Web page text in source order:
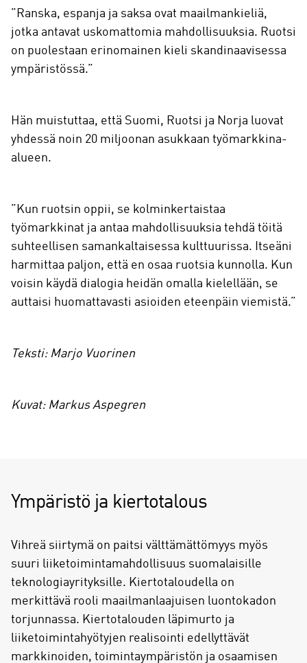
”Ranska, espanja ja saksa ovat maailmankieliä,
jotka antavat uskomattomia mahdollisuuksia. Ruotsi
on puolestaan erinomainen kieli skandinaavisessa
ympäristössä.”
Hän muistuttaa, että Suomi, Ruotsi ja Norja luovat
yhdessä noin 20 miljoonan asukkaan työmarkkina-
alueen.
”Kun ruotsin oppii, se kolminkertaistaa
työmarkkinat ja antaa mahdollisuuksia tehdä töitä
suhteellisen samankaltaisessa kulttuurissa. Itseäni
harmittaa paljon, että en osaa ruotsia kunnolla. Kun
voisin käydä dialogia heidän omalla kielellään, se
auttaisi huomattavasti asioiden eteenpäin viemistä.”
Teksti: Marjo Vuorinen
Kuvat: Markus Aspegren
Ympäristö ja kiertotalous
Vihreä siirtymä on paitsi välttämättömyys myös
suuri liiketoimintamahdollisuus suomalaisille
teknologiayrityksille. Kiertotaloudella on
merkittävä rooli maailmanlaajuisen luontokadon
torjunnassa. Kiertotalouden läpimurto ja
liiketoimintahyötyjen realisointi edellyttävät
markkinoiden, toimintaympäristön ja osaamisen